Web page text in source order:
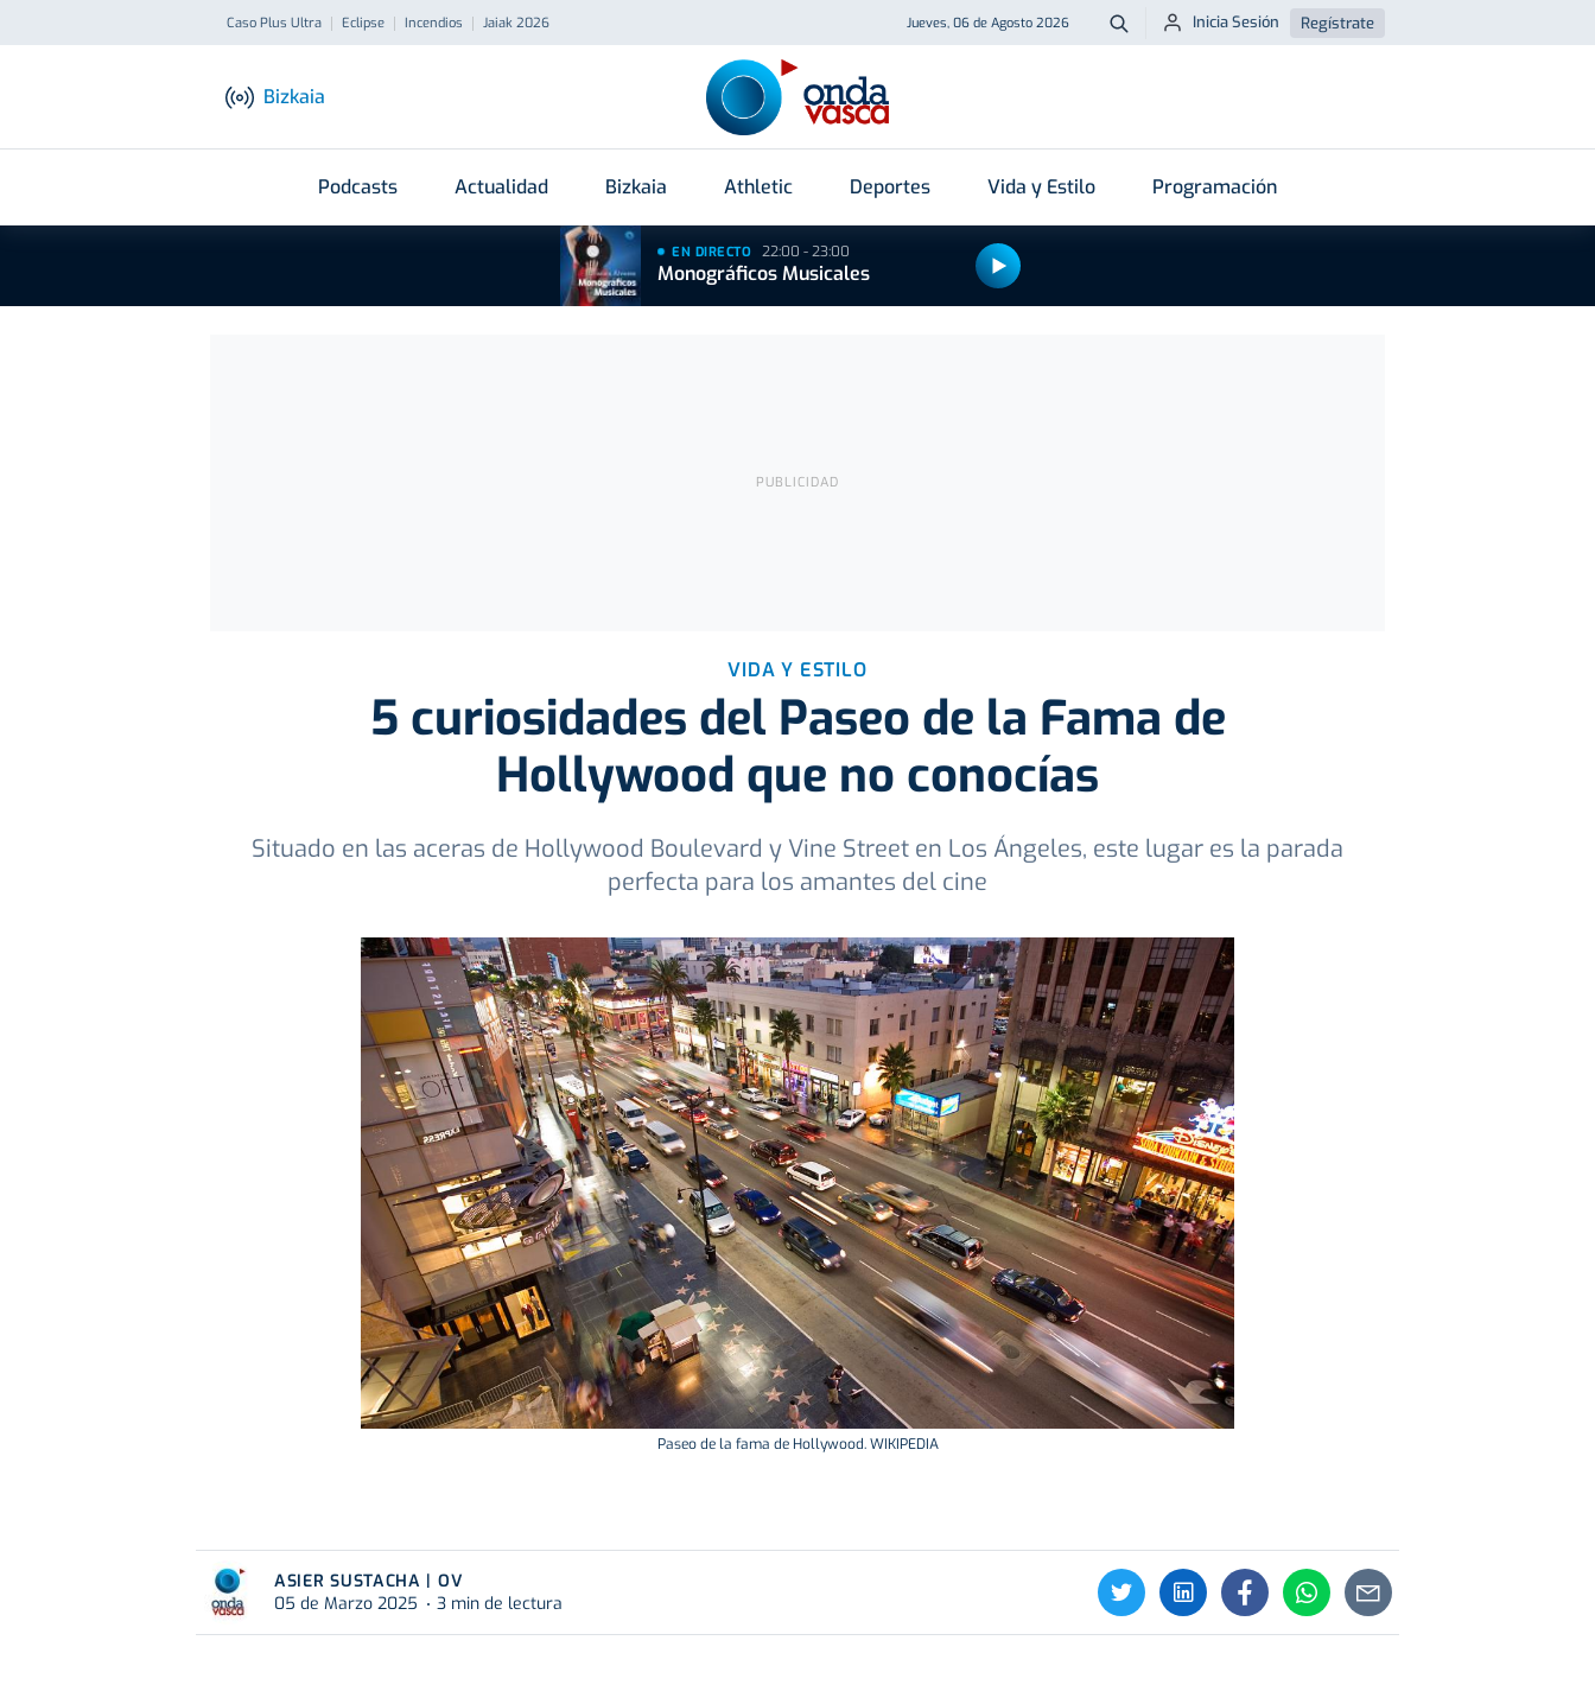
Caso Plus Ultra Eclipse Incendios Jaiak 2026 Jueves, 06 de Agosto 2026 Buscar
Inicia Sesión Regístrate
Bizkaia
Podcasts Actualidad Bizkaia Athletic Deportes Vida y Estilo Programación
EN DIRECTO 22:00 - 23:00
Monográficos Musicales
VIDA Y ESTILO
5 curiosidades del Paseo de la Fama de
Hollywood que no conocías
Situado en las aceras de Hollywood Boulevard y Vine Street en Los Ángeles, este lugar es la parada
perfecta para los amantes del cine
Paseo de la fama de Hollywood. WIKIPEDIA
ASIER SUSTACHA | OV
05 de Marzo 2025
3 min de lectura